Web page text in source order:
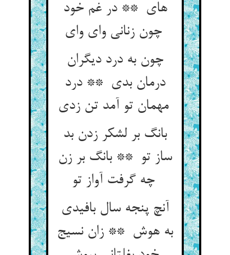
های ** در غم خود
چون زنانی وای وای
چون به درد دیگران
درمان بدی ** درد
مهمان تو آمد تن زدی
بانگ بر لشکر زدن بد
ساز تو ** بانگ بر زن
چه گرفت آواز تو
آنچ پنجه سال بافیدی
به هوش ** زان نسیج